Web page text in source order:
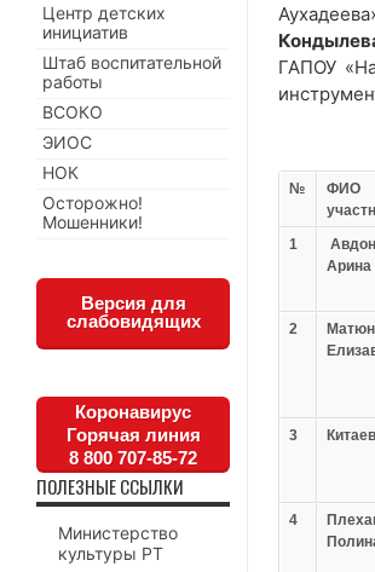
ГАПОУ
№
ФИО
1
Арина
2
3
4
Центр детских
инициатив
Штаб воспитательной
работы
ВСОКО
ЭИОС
НОК
Осторожно!
Мошенники!
Версия для
слабовидящих
Коронавирус
Горячая линия
8 800 707-85-72
ПОЛЕЗНЫЕ ССЫЛКИ
Министерство
культуры РТ